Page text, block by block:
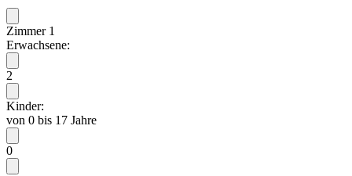
Zimmer 1
Erwachsene:
2
Kinder:
von 0 bis 17 Jahre
0